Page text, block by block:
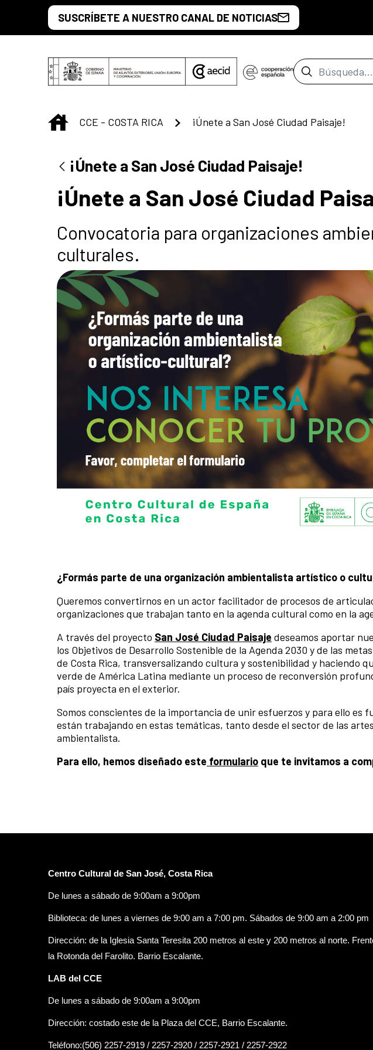
Saltar al contenido principal
SUSCRÍBETE A NUESTRO CANAL DE NOTICIAS
Barra de
INICIO
CCE - COSTA RICA ¡Únete a San José Ciudad Paisaje!
¡Únete a San José Ciudad Paisaje!
¡Únete a San José Ciudad
Convocatoria para organizaciones
culturales.
¿Formás parte de una organización ambientalista artístico o
Queremos convertirnos en un actor facilitador de procesos de
organizaciones que trabajan tanto en la agenda cultural como en la
A través del proyecto San José Ciudad Paisaje deseamos aportar
los Objetivos de Desarrollo Sostenible de la Agenda 2030 y de las
de Costa Rica, transversalizando cultura y sostenibilidad y haciendo
verde de América Latina mediante un proceso de reconversión
país proyecta en el exterior.
Somos conscientes de la importancia de unir esfuerzos y para ello es
están trabajando en estas temáticas, tanto desde el sector de las
ambientalista.
Para ello, hemos diseñado este formulario que te invitamos a
Centro Cultural de San José, Costa Rica
De lunes a sábado de 9:00am a 9:00pm
Biblioteca: de lunes a viernes de 9:00 am a 7:00 pm. Sábados de 9:00 am a 2:00 pm
Dirección: de la Iglesia Santa Teresita 200 metros al este y 200 metros al norte.
la Rotonda del Farolito. Barrio Escalante.
LAB del CCE
De lunes a sábado de 9:00am a 9:00pm
Dirección: costado este de la Plaza del CCE, Barrio Escalante.
Teléfono:(506) 2257-2919 / 2257-2920 / 2257-2921 / 2257-2922